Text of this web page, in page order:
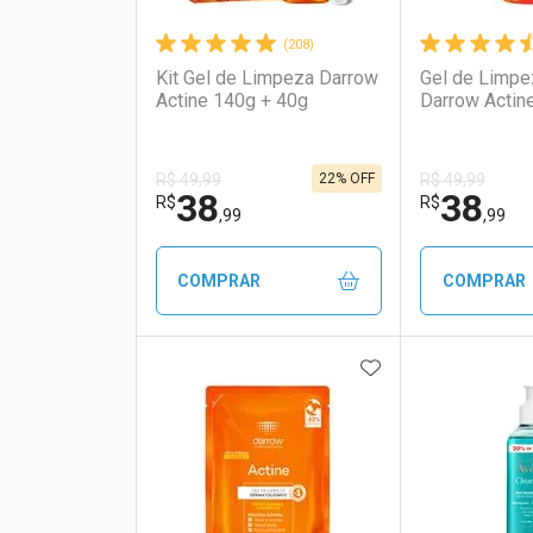
(208)
Kit Gel de Limpeza Darrow
Actine 140g + 40g
R$ 49,99
R$38,99
22% OFF
COMPRAR
Laboratório
Por Menos
Gel de
Darrow
R$ 49,99
R$38,99
COMPRAR
Por
ADICIONAR AOS